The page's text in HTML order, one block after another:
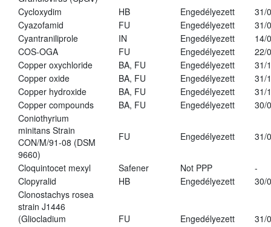
Cycloxydim
HB Engedélyezett
31/
Cyazofamid
FU Engedélyezett
31/
Cyantraniliprole
IN Engedélyezett
14/
COS-OGA
FU Engedélyezett
22/
Copper oxychloride
BA, FU Engedélyezett
31/
Copper oxide
BA, FU Engedélyezett
31/
Copper hydroxide
BA, FU Engedélyezett
31/
Copper compounds
BA, FU Engedélyezett
30/
Coniothyrium
minitans Strain
CON/M/91-08 (DSM
9660)
FU Engedélyezett 31/
Cloquintocet mexyl Safener Not PPP
-
Clopyralid
HB Engedélyezett
30/
Clonostachys rosea
strain J1446
(Gliocladium
FU Engedélyezett 31/